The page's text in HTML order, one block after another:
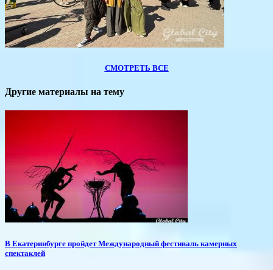
СМОТРЕТЬ ВСЕ
Другие материалы на тему
​В Екатеринбурге пройдет Международный фестиваль камерных
спектаклей